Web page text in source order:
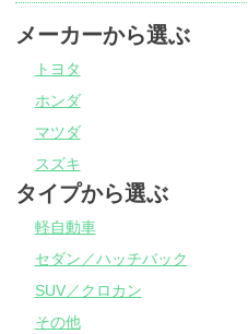
メーカーから選ぶ
トヨタ
ホンダ
マツダ
スズキ
タイプから選ぶ
軽自動車
セダン／ハッチバック
SUV／クロカン
その他